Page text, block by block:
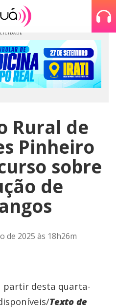
Rural de
Pinheiro
sobre
de
de 2025 às 18h26m
partir desta quarta-
Texto de